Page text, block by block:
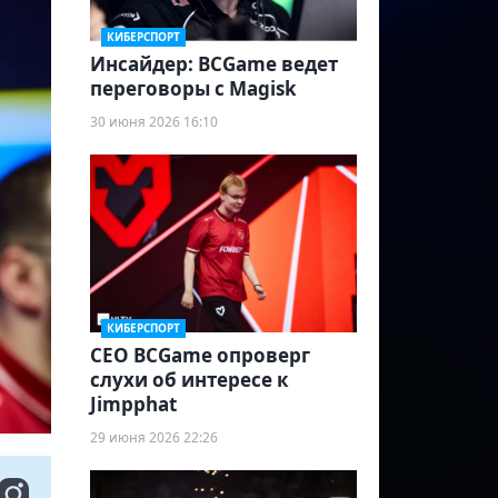
КИБЕРСПОРТ
Инсайдер: BCGame ведет
переговоры с Magisk
30 июня 2026 16:10
КИБЕРСПОРТ
CEO BCGame опроверг
слухи об интересе к
Jimpphat
29 июня 2026 22:26